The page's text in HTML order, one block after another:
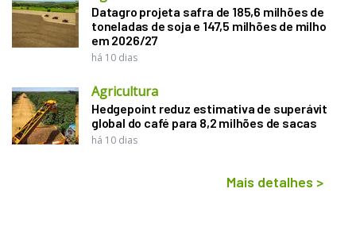
Datagro projeta safra de 185,6 milhões de
toneladas de soja e 147,5 milhões de milho
em 2026/27
há 10 dias
Agricultura
Hedgepoint reduz estimativa de superávit
global do café para 8,2 milhões de sacas
há 10 dias
Mais detalhes >